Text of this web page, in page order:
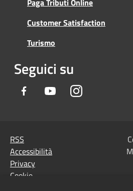
Customer Satisfaction
Turismo
Seguici su
Facebook YoutubeInstagram
RSS
Accessibilità
Privacy
Cookie